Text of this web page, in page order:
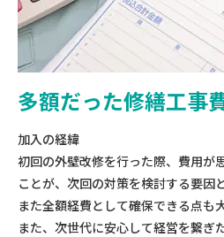
多額だった修繕工事
加入の経緯
初回の外壁改修を行った際、費用が
ことが、次回の対策を検討する要因
また全額経費として確保できる点も
また、次世代に安心して経営を繋ぎ